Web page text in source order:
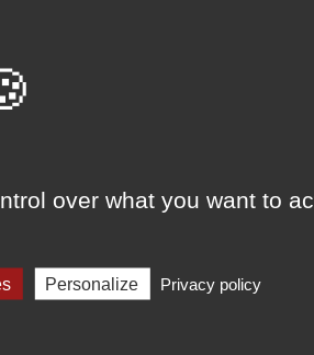
over what you want to
Personalize Privacy policy